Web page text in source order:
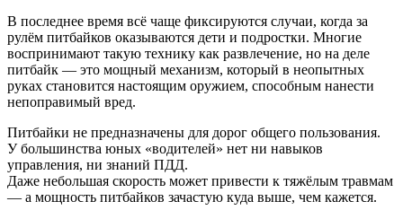
В последнее время всё чаще фиксируются случаи, когда за
рулём питбайков оказываются дети и подростки. Многие
воспринимают такую технику как развлечение, но на деле
питбайк — это мощный механизм, который в неопытных
руках становится настоящим оружием, способным нанести
непоправимый вред.
Питбайки не предназначены для дорог общего пользования.
У большинства юных «водителей» нет ни навыков
управления, ни знаний ПДД.
Даже небольшая скорость может привести к тяжёлым травмам
— а мощность питбайков зачастую куда выше, чем кажется.